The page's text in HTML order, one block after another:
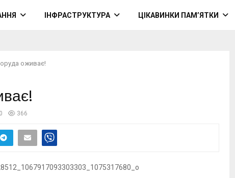
ІНФРАСТРУКТУРА ЦІКАВИНКИ ПАМ’ЯТКИ
оживає!
0 366